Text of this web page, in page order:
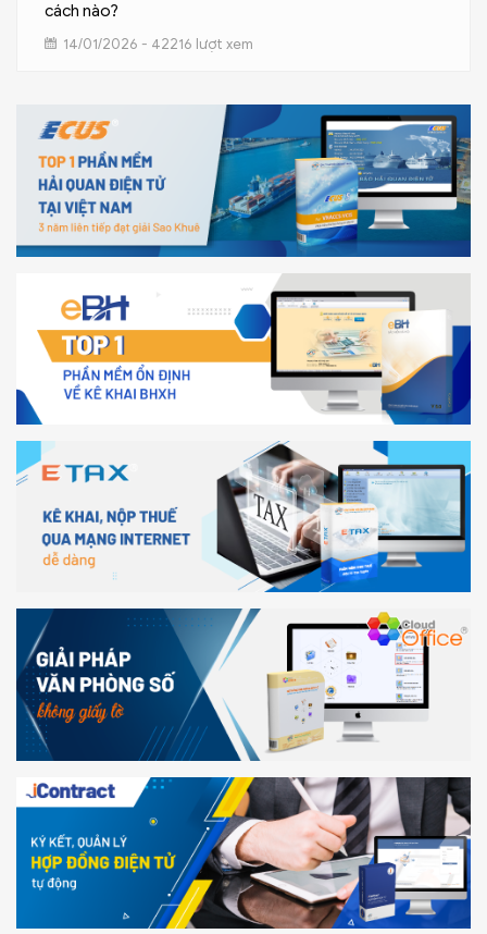
cách nào?
14/01/2026 - 42216 lượt xem